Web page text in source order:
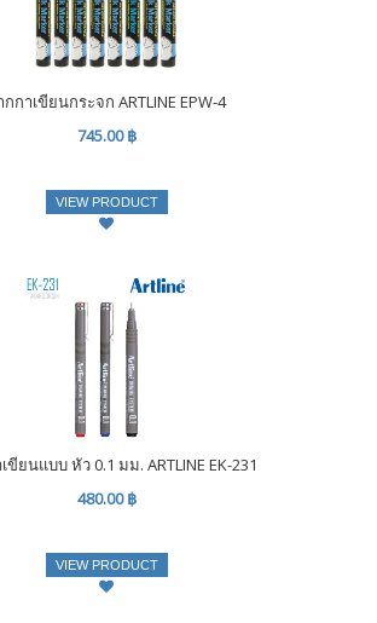
กกาเขียนกระจก ARTLINE EPW-4
745.00 ฿
VIEW PRODUCT
ขียนแบบ หัว 0.1 มม. ARTLINE EK-231
480.00 ฿
VIEW PRODUCT